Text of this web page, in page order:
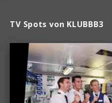
TV Spots von KLUBBB3